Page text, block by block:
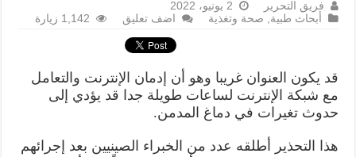
فريق التحرير
2 يونيو، 2022
أبحاث طبية, صحة وتغذية اضف تعليق 1,142 زيارة
قد يكون العنوان غريبا وهو أن إدمان الإنترنت والتعامل
مع شبكة الإنترنت لساعات طويلة جدا قد يؤدي إلى
حدوث تغيرات في دماغ المدمن.
هذا التحذير أطلقه عدد من الخبراء الصينيين بعد إجرائهم